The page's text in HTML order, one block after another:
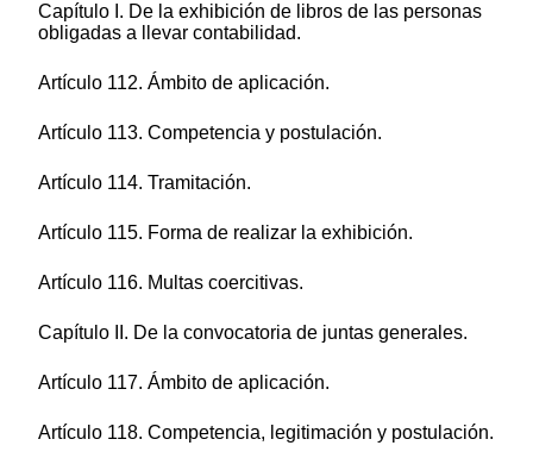
Capítulo I. De la exhibición de libros de las personas
obligadas a llevar contabilidad.
Artículo 112. Ámbito de aplicación.
Artículo 113. Competencia y postulación.
Artículo 114. Tramitación.
Artículo 115. Forma de realizar la exhibición.
Artículo 116. Multas coercitivas.
Capítulo II. De la convocatoria de juntas generales.
Artículo 117. Ámbito de aplicación.
Artículo 118. Competencia, legitimación y postulación.